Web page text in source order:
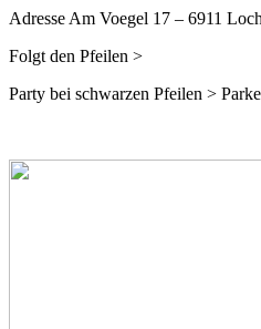
Adresse Am Voegel 17 – 6911
Folgt den Pfeilen >
Party bei schwarzen Pfeilen >